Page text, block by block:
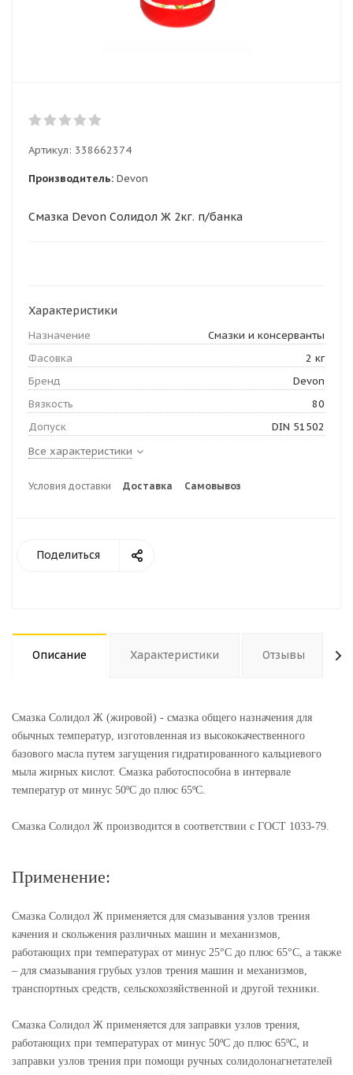
Артикул: 338662374
Производитель: Devon
Смазка Devon Солидол Ж 2кг. п/банка
Характеристики
Назначение
Смазки и консерванты
Фасовка
2 кг
Бренд
Devon
Вязкость
80
Допуск
DIN 51502
Все характеристики
Условия доставки Доставка Самовывоз
Поделиться
Описание Характеристики Отзывы
Смазка Солидол Ж (жировой) - смазка общего назначения для
обычных температур, изготовленная из высококачественного
базового масла путем загущения гидратированного кальциевого
мыла жирных кислот. Смазка работоспособна в интервале
температур от минус 50ºС до плюс 65ºС.
Смазка Солидол Ж производится в соответствии с ГОСТ 1033-79.
Применение:
Смазка Солидол Ж применяется для смазывания узлов трения
качения и скольжения различных машин и механизмов,
работающих при температурах от минус 25°С до плюс 65°С, а также
– для смазывания грубых узлов трения машин и механизмов,
транспортных средств, сельскохозяйственной и другой техники.
Смазка Солидол Ж применяется для заправки узлов трения,
работающих при температурах от минус 50ºС до плюс 65ºС, и
заправки узлов трения при помощи ручных солидолонагнетателей